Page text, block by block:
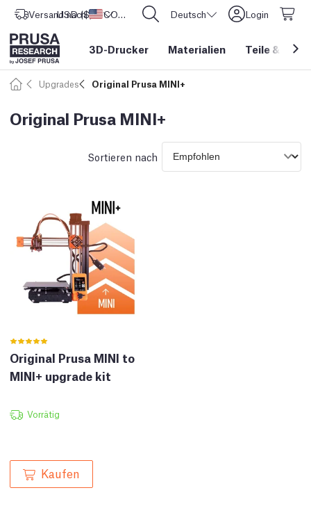
Versand nach Vereinigte Staaten
USD ($) CORE One L: Jetzt auf Lager! Deutsch Login
3D-Drucker Materialien Teile &
Upgrades Original Prusa MINI+
Original Prusa MINI+
Sortieren nach
Original Prusa MINI to
MINI+ upgrade kit
Vorrätig
Kaufen